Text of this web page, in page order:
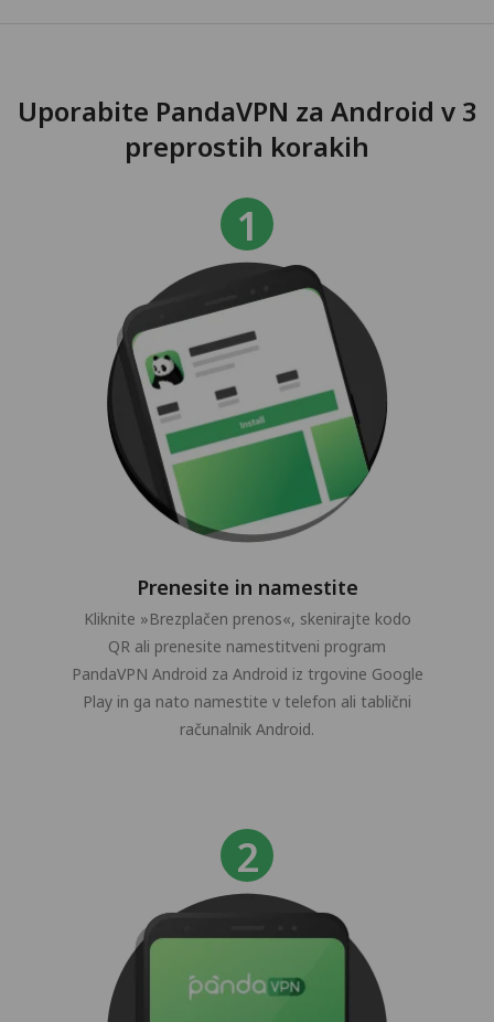
Uporabite PandaVPN za Android v 3
preprostih korakih
Prenesite in namestite
Kliknite »Brezplačen prenos«, skenirajte kodo
QR ali prenesite namestitveni program
PandaVPN Android za Android iz trgovine Google
Play in ga nato namestite v telefon ali tablični
računalnik Android.